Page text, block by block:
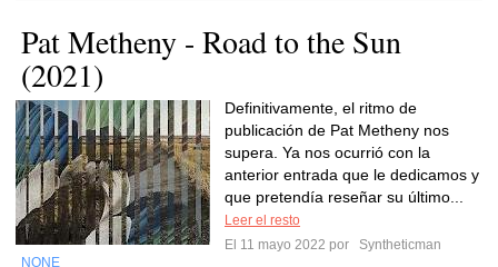
Pat Metheny - Road to the Sun
(2021)
Definitivamente, el ritmo de
publicación de Pat Metheny nos
supera. Ya nos ocurrió con la
anterior entrada que le dedicamos y
que pretendía reseñar su último...
Leer el resto
El 11 mayo 2022 por
Syntheticman
NONE